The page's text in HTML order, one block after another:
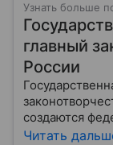
Узнать больше
главный
России
создаются
жизни каждого
Читать